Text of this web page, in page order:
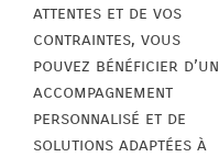
attentes et de vos
contraintes, vous
pouvez bénéficier d’un
accompagnement
personnalisé et de
solutions adaptées à